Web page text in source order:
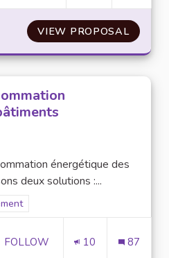
VIEW PROPOSAL
énergétique des
deux solutions :...
et Environnement
21 FOLLOWERS
FOLLOW 10 87